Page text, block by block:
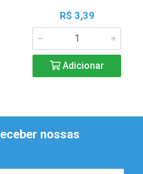
R$ 3,39
Adicionar
nossas